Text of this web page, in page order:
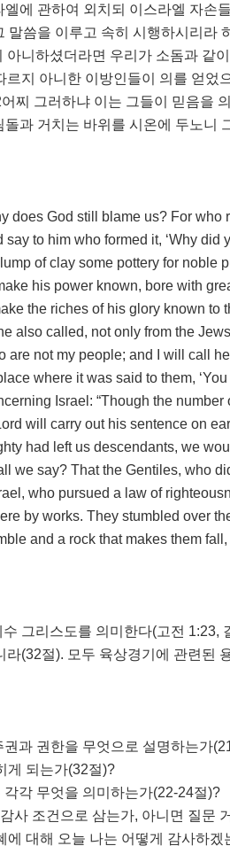
에 관하여 외치되 이스라엘 자손
말씀을 이루고 속히 시행하시리라
니하셨더라면 우리가 소돔과 같
지 아니한 이방인들이 의를 얻었
찌 그러하냐 이는 그들이 믿음을
과 거치는 바위를 시온에 두노니
does God still blame us? For
to him who formed it, ‘Why did
of clay some pottery for noble
his power known, bore with
the riches of his glory known to
also called, not only from the
are not my people; and I will call
where it was said to them,
Israel: “Though the
will carry out his sentence on
had left us descendants, we
we say? That the Gentiles, who
who pursued a law of
by works. They stumbled over
and a rock that makes them
그리스도를 의미한다(고전 1:23,
(32절). 모두 육상경기에 관련된
과 권한을 무엇으로 설명하는가
게 되는가(32절)?
각 무엇을 의미하는가(22-24절)?
사 조건으로 삼는가, 아니면 질문
대해 오늘 나는 어떻게 감사하겠